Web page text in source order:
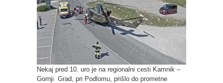
Nekaj pred 10. uro je na regionalni cesti Kamnik –
Gornji Grad, pri Podlomu, prišlo do prometne